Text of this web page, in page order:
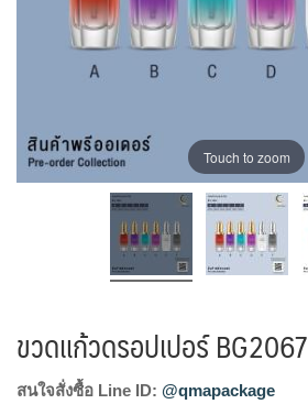
Touch to zoom
ขวดแก้วดรอปเปอร์ BG2067
สนใจสั่งซื้อ Line ID: @qmapackage